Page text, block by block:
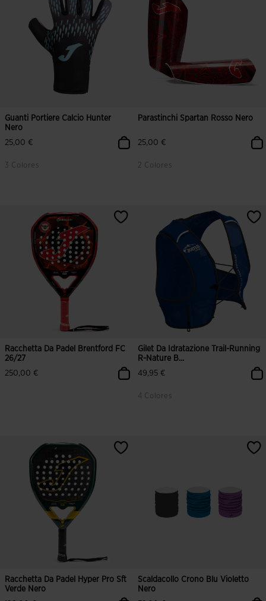
Guanti Portiere Calcio Hunter
Nero
25,00 €
3 Colores
5 su 5 valutazione dei clienti
Parastinchi Spartan Rosso Nero
25,00 €
2 Colores
3,8 su 5 valutazione dei clienti
Racchetta Da Padel Brentford FC
26/27
250,00 €
5 su 5 valutazione dei clienti
Gilet Da Idratazione Trail-Running
R-Nature B...
49,95 €
4 Colores
4,8 su 5 valutazione dei clienti
Racchetta Da Padel Hyper Pro Sft
Verde Nero
Scaldacollo Crono Blu Violetto
Nero